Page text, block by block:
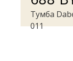
Тумба
011